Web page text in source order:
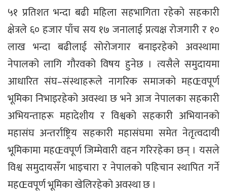
५१ प्रतिशत भन्दा बढी महिला सहभागिता रहेको सहकारी
क्षेत्रले ६० हजार पाँच सय १७ जनालाई प्रत्यक्ष रोजगारी र १०
लाख भन्दा बढीलाई सोरोजगार बनाइरहेको अवस्थामा
नेपालको लागि गौरवको विषय हुनेछ । त्यसैले समुदायमा
आधारित संघ–संस्थाहरूले नागरिक समाजको महŒवपूर्ण
भूमिका निभाइरहेको अवस्था छ भने आज नेपालका सहकारी
अभियन्ताहरू महादेशीय र विश्वको सहकारी अभियानको
महासंघ अन्तर्राष्ट्रिय सहकारी महासंघमा समेत नेतृत्वदायी
भूमिकामा महŒवपूर्ण जिम्मेवारी वहन गरिरहेका छन् । यसले
विश्व समुदायसँग भाइचारा र नेपालको पहिचान स्थापित गर्ने
महŒवपूर्ण भूमिका खेलिरहेको अवस्था छ ।